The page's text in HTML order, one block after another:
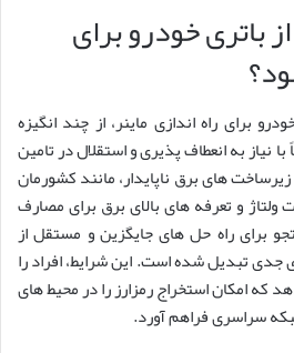
باتری خودرو برای
برای راه اندازی ماینر، از چند انگیزه
نیاز به انعطاف پذیری و استقلال در تامین
های برق ناپایدار، مانند کشورمان
ولتاژ و تعرفه های بالای برق برای مصارف
برای راه حل های جایگزین و مستقل از
تبدیل شده است. این شرایط، افراد را
امکان استخراج رمزارز را در محیط های
سراسری فراهم آورد.